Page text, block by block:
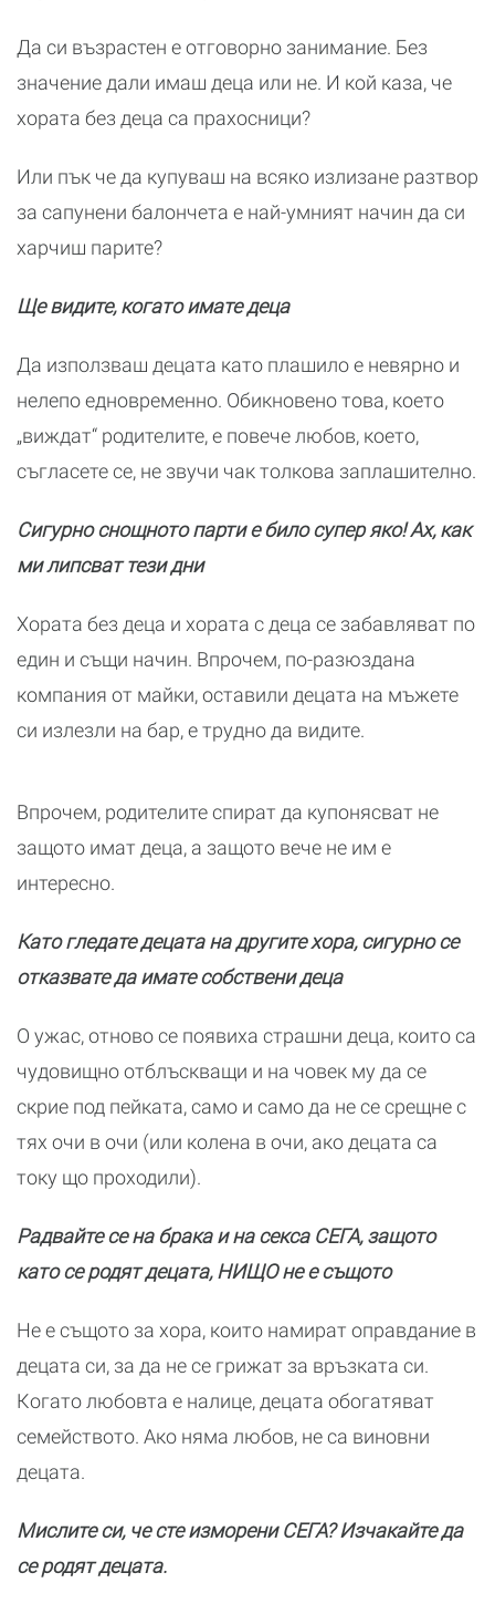
Да си възрастен е отговорно занимание. Без
значение дали имаш деца или не. И кой каза, че
хората без деца са прахосници?
Или пък че да купуваш на всяко излизане разтвор
за сапунени балончета е най-умният начин да си
харчиш парите?
Ще видите, когато имате деца
Да използваш децата като плашило е невярно и
нелепо едновременно. Обикновено това, което
„виждат“ родителите, е повече любов, което,
съгласете се, не звучи чак толкова заплашително.
Сигурно снощното парти е било супер яко! Ах, как
ми липсват тези дни
Хората без деца и хората с деца се забавляват по
един и същи начин. Впрочем, по-разюздана
компания от майки, оставили децата на мъжете
си излезли на бар, е трудно да видите.
Впрочем, родителите спират да купонясват не
защото имат деца, а защото вече не им е
интересно.
Като гледате децата на другите хора, сигурно се
отказвате да имате собствени деца
О ужас, отново се появиха страшни деца, които са
чудовищно отблъскващи и на човек му да се
скрие под пейката, само и само да не се срещне с
тях очи в очи (или колена в очи, ако децата са
току що проходили).
Радвайте се на брака и на секса СЕГА, защото
като се родят децата, НИЩО не е същото
Не е същото за хора, които намират оправдание в
децата си, за да не се грижат за връзката си.
Когато любовта е налице, децата обогатяват
семейството. Ако няма любов, не са виновни
децата.
Мислите си, че сте изморени СЕГА? Изчакайте да
се родят децата.